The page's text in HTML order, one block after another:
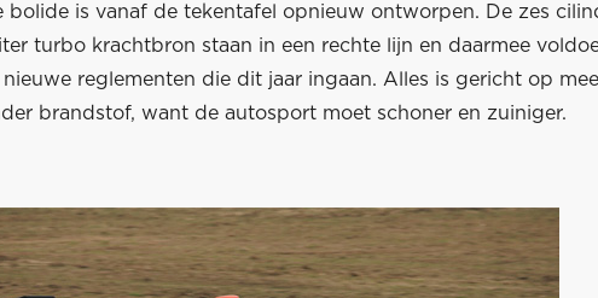
bolide is vanaf de tekentafel opnieuw ontworpen. De zes
turbo krachtbron staan in een rechte lijn en daarmee
reglementen die dit jaar ingaan. Alles is gericht op
brandstof, want de autosport moet schoner en zuiniger.